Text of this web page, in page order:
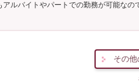
アルバイトやパートでの勤務が可能な
その